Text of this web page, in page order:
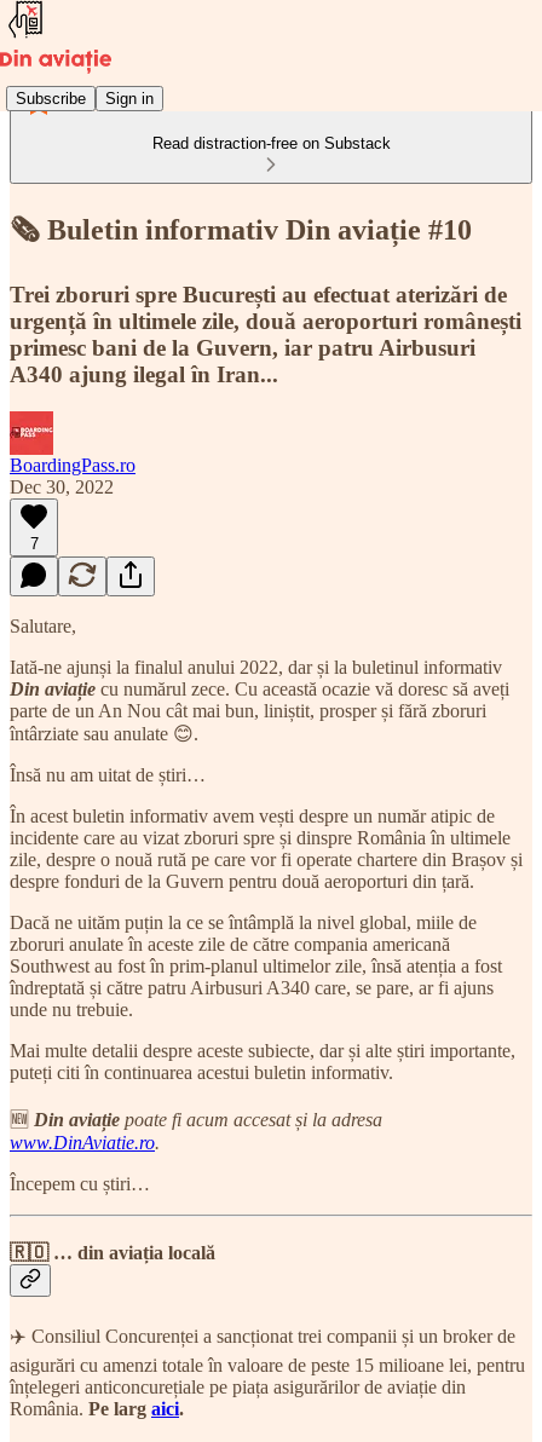
Subscribe Sign in
Read distraction-free on Substack
🗞️ Buletin informativ Din aviație #10
Trei zboruri spre București au efectuat aterizări de
urgență în ultimele zile, două aeroporturi românești
primesc bani de la Guvern, iar patru Airbusuri
A340 ajung ilegal în Iran...
BoardingPass.ro
Dec 30, 2022
7
Salutare,
Iată-ne ajunși la finalul anului 2022, dar și la buletinul informativ
Din aviație cu numărul zece. Cu această ocazie vă doresc să aveți
parte de un An Nou cât mai bun, liniștit, prosper și fără zboruri
întârziate sau anulate 😊.
Însă nu am uitat de știri…
În acest buletin informativ avem vești despre un număr atipic de
incidente care au vizat zboruri spre și dinspre România în ultimele
zile, despre o nouă rută pe care vor fi operate chartere din Brașov și
despre fonduri de la Guvern pentru două aeroporturi din țară.
Dacă ne uităm puțin la ce se întâmplă la nivel global, miile de
zboruri anulate în aceste zile de către compania americană
Southwest au fost în prim-planul ultimelor zile, însă atenția a fost
îndreptată și către patru Airbusuri A340 care, se pare, ar fi ajuns
unde nu trebuie.
Mai multe detalii despre aceste subiecte, dar și alte știri importante,
puteți citi în continuarea acestui buletin informativ.
🆕 Din aviație poate fi acum accesat și la adresa
www.DinAviatie.ro.
Începem cu știri…
🇷🇴 … din aviația locală
✈️ Consiliul Concurenței a sancționat trei companii și un broker de
asigurări cu amenzi totale în valoare de peste 15 milioane lei, pentru
înțelegeri anticoncurețiale pe piața asigurărilor de aviație din
România. Pe larg aici.